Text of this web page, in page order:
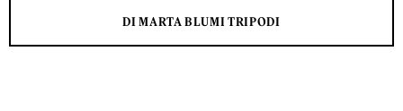
DI MARTA BLUMI TRIPODI